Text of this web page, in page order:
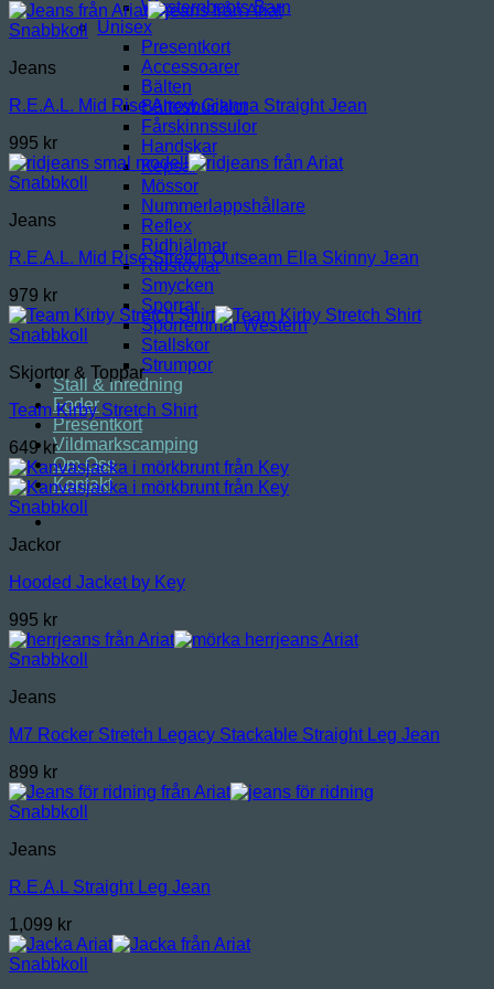
Westernboots Barn
Unisex
Presentkort
Accessoarer
Bälten
Bältesbucklor
Fårskinnssulor
Handskar
Kepsar
Mössor
Nummerlappshållare
Reflex
Ridhjälmar
Ridstövlar
Smycken
Sporrar
Sporremmar Western
Stallskor
Strumpor
Stall & Inredning
Foder
Presentkort
Vildmarkscamping
Om Oss
Kontakt
Snabbkoll
Jeans
R.E.A.L. Mid Rise Arrow Gianna Straight Jean
995 kr
Snabbkoll
Jeans
R.E.A.L. Mid Rise Stretch Outseam Ella Skinny Jean
979 kr
Snabbkoll
Skjortor & Toppar
Team Kirby Stretch Shirt
649 kr
Snabbkoll
Jackor
Hooded Jacket by Key
995 kr
Snabbkoll
Jeans
M7 Rocker Stretch Legacy Stackable Straight Leg Jean
899 kr
Snabbkoll
Jeans
R.E.A.L Straight Leg Jean
1,099 kr
Snabbkoll